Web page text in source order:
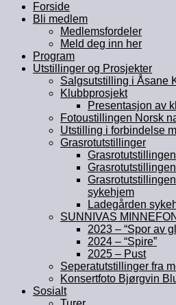
Forside
Bli medlem
Medlemsfordeler
Meld deg inn her
Program
Utstillinger og Prosjekter
Salgsutstilling i Åsane
Klubbprosjekt
Presentasjon av
Fotoustillingen Norsk
Utstilling i forbindelse
Grasrotutstillinger
sykehjem
Ladegården
SUNNIVAS
2023 – “Spor av
2024 – “Spire”
2025 – Pust
Seperatutstillinger fra
Konsertfoto Bjørgvin
Sosialt